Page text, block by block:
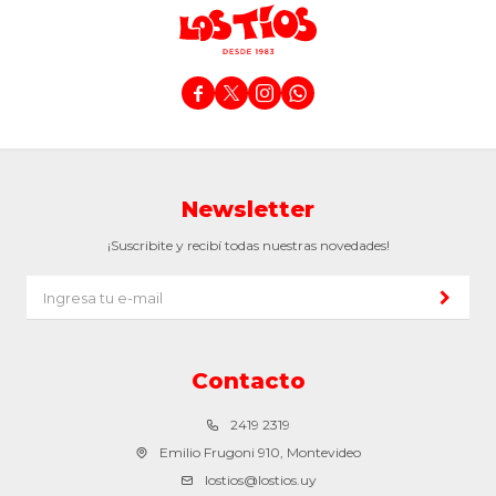
   
Contacto
2419 2319
Emilio Frugoni 910, Montevideo
lostios@lostios.uy
Newsletter
¡Suscribite y recibí todas nuestras novedades!